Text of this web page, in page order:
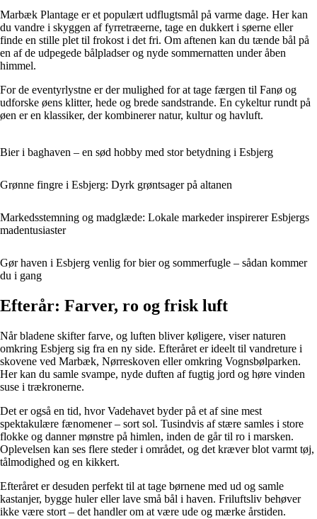
Marbæk Plantage er et populært udflugtsmål på varme dage. Her kan
du vandre i skyggen af fyrretræerne, tage en dukkert i søerne eller
finde en stille plet til frokost i det fri. Om aftenen kan du tænde bål på
en af de udpegede bålpladser og nyde sommernatten under åben
himmel.
For de eventyrlystne er der mulighed for at tage færgen til Fanø og
udforske øens klitter, hede og brede sandstrande. En cykeltur rundt på
øen er en klassiker, der kombinerer natur, kultur og havluft.
Bier i baghaven – en sød hobby med stor betydning i Esbjerg
Grønne fingre i Esbjerg: Dyrk grøntsager på altanen
Markedsstemning og madglæde: Lokale markeder inspirerer Esbjergs
madentusiaster
Gør haven i Esbjerg venlig for bier og sommerfugle – sådan kommer
du i gang
Efterår: Farver, ro og frisk luft
Når bladene skifter farve, og luften bliver køligere, viser naturen
omkring Esbjerg sig fra en ny side. Efteråret er ideelt til vandreture i
skovene ved Marbæk, Nørreskoven eller omkring Vognsbølparken.
Her kan du samle svampe, nyde duften af fugtig jord og høre vinden
suse i trækronerne.
Det er også en tid, hvor Vadehavet byder på et af sine mest
spektakulære fænomener – sort sol. Tusindvis af stære samles i store
flokke og danner mønstre på himlen, inden de går til ro i marsken.
Oplevelsen kan ses flere steder i området, og det kræver blot varmt tøj,
tålmodighed og en kikkert.
Efteråret er desuden perfekt til at tage børnene med ud og samle
kastanjer, bygge huler eller lave små bål i haven. Friluftsliv behøver
ikke være stort – det handler om at være ude og mærke årstiden.